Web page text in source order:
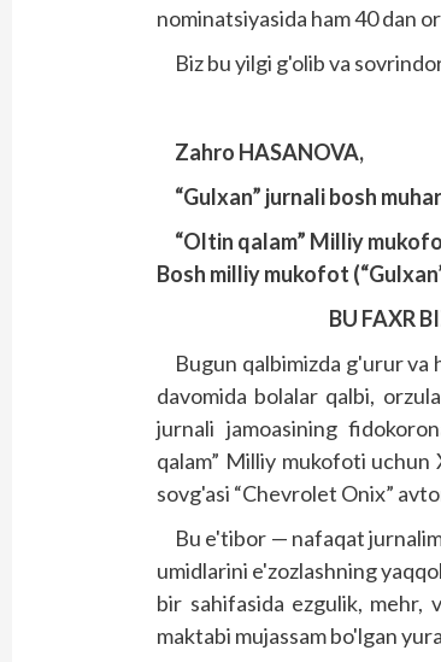
nominatsiyasida ham 40 dan
Biz bu yilgi g'olib va
Zahro HASANOVA,
“Gulxan” jurnali bosh
“Oltin qalam” Milliy
Bosh milliy mukofot
BU FAXR
Bugun qalbimizda g'urur va
davomida bolalar qalbi,
jurnali jamoasining
qalam” Milliy mukofoti
sovg'asi “Chevrolet Onix”
Bu e'tibor — nafaqat
umidlarini e'zozlashning
bir sahifasida ezgulik, mehr,
maktabi mujassam bo'lgan